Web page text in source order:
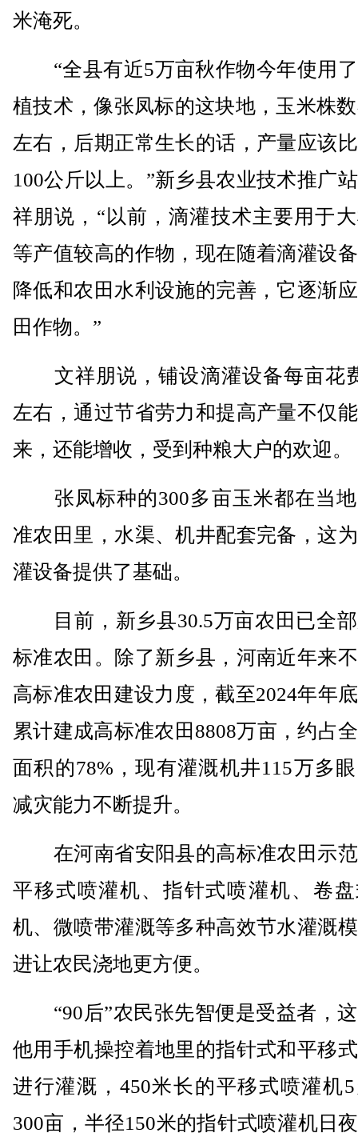
米淹死。
“全县有近5万亩秋作物今年使用
植技术，像张凤标的这块地，玉米株
左右，后期正常生长的话，产量应该
100公斤以上。”新乡县农业技术推广
祥朋说，“以前，滴灌技术主要用于
等产值较高的作物，现在随着滴灌设
降低和农田水利设施的完善，它逐渐
田作物。”
文祥朋说，铺设滴灌设备每亩花
左右，通过节省劳力和提高产量不仅
来，还能增收，受到种粮大户的欢迎。
张凤标种的300多亩玉米都在当地
准农田里，水渠、机井配套完备，这
灌设备提供了基础。
目前，新乡县30.5万亩农田已全部
标准农田。除了新乡县，河南近年来
高标准农田建设力度，截至2024年年
累计建成高标准农田8808万亩，约占
面积的78%，现有灌溉机井115万多
减灾能力不断提升。
在河南省安阳县的高标准农田示
平移式喷灌机、指针式喷灌机、卷
机、微喷带灌溉等多种高效节水灌溉
进让农民浇地更方便。
“90后”农民张先智便是受益者，
他用手机操控着地里的指针式和平移
进行灌溉，450米长的平移式喷灌机
300亩，半径150米的指针式喷灌机日